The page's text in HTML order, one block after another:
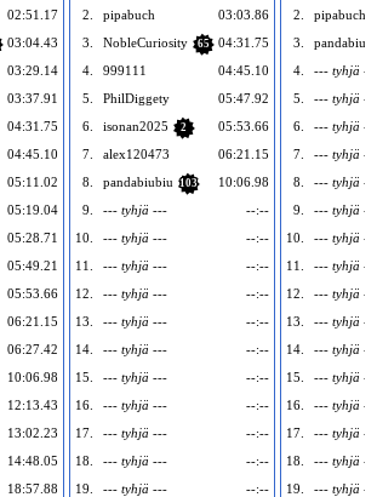
02:51.17
03:04.43
03:29.14
03:37.91
04:31.75
04:45.10
05:11.02
05:19.04
05:28.71
05:49.21
05:53.66
06:21.15
06:27.42
10:06.98
12:13.43
13:02.23
14:48.05
18:57.88
2.
pipabuch
03:03.86
3.
NobleCuriosity 65
04:31.75
4.
999111
04:45.10
5.
PhilDiggety
05:47.92
6.
isonan2025 2
05:53.66
7.
alex120473
06:21.15
8.
pandabiubiu 103
10:06.98
9.
--- tyhjä ---
--:--
10.
--- tyhjä ---
--:--
11.
--- tyhjä ---
--:--
12.
--- tyhjä ---
--:--
13.
--- tyhjä ---
--:--
14.
--- tyhjä ---
--:--
15.
--- tyhjä ---
--:--
16.
--- tyhjä ---
--:--
17.
--- tyhjä ---
--:--
18.
--- tyhjä ---
--:--
19.
--- tyhjä ---
--:--
2.
pipabuch
3.
4.
--- tyhjä ---
5.
--- tyhjä ---
6.
--- tyhjä ---
7.
--- tyhjä ---
8.
--- tyhjä ---
9.
--- tyhjä ---
10.
--- tyhjä ---
11.
--- tyhjä ---
12.
--- tyhjä ---
13.
--- tyhjä ---
14.
--- tyhjä ---
15.
--- tyhjä ---
16.
--- tyhjä ---
17.
--- tyhjä ---
18.
--- tyhjä ---
19.
--- tyhjä ---